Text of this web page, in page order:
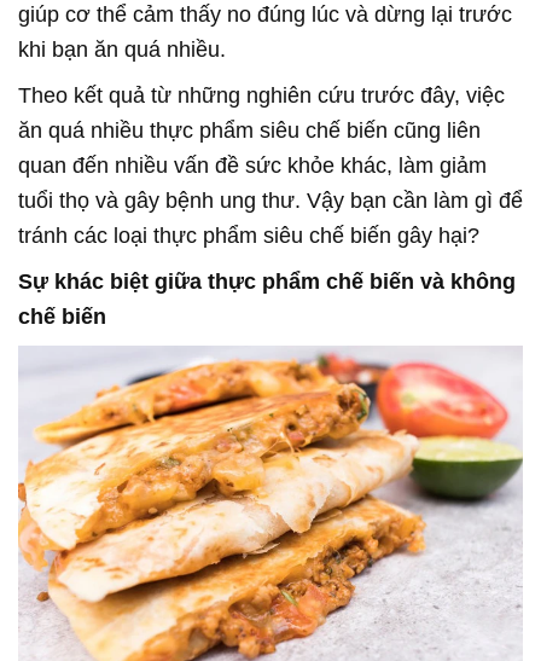
giúp cơ thể cảm thấy no đúng lúc và dừng lại trước
khi bạn ăn quá nhiều.
Theo kết quả từ những nghiên cứu trước đây, việc
ăn quá nhiều thực phẩm siêu chế biến cũng liên
quan đến nhiều vấn đề sức khỏe khác, làm giảm
tuổi thọ và gây bệnh ung thư. Vậy bạn cần làm gì để
tránh các loại thực phẩm siêu chế biến gây hại?
Sự khác biệt giữa thực phẩm chế biến và không
chế biến